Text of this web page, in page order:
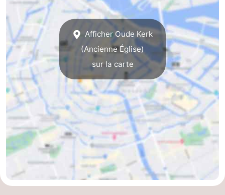
Afficher Oude Kerk
(Ancienne Église)
sur la carte